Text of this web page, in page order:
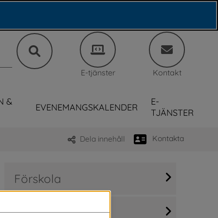
E-tjänster Kontakt
&
EVENEMANGSKALENDER
E-
TJÄNSTER
Dela innehåll Kontakta
Förskola
Fritidshem